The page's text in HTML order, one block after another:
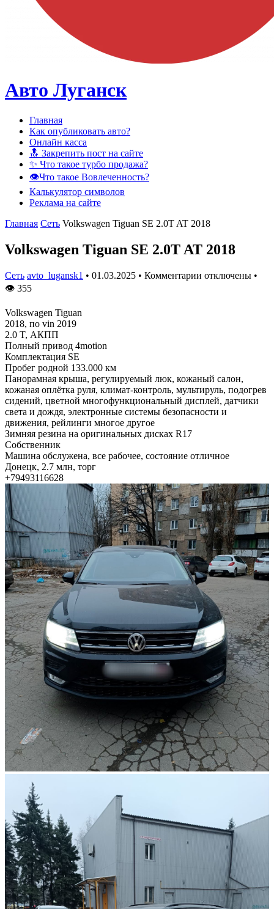
Авто Луганск
Главная
Как опубликовать авто?
Онлайн касса
🔝 Закрепить пост на сайте
✨ Что такое турбо продажа?
👁️Что такое Вовлеченность?
Калькулятор символов
Реклама на сайте
Главная Сеть Volkswagen Tiguan SE 2.0T AT 2018
Volkswagen Tiguan SE 2.0T AT 2018
Сеть avto_lugansk1 • 01.03.2025 • Комментарии отключены •
👁 355
Volkswagen Tiguan
2018, по vin 2019
2.0 T, АКПП
Полный привод 4motion
Комплектация SE
Пробег родной 133.000 км
Панорамная крыша, регулируемый люк, кожаный салон,
кожаная оплётка руля, климат-контроль, мультируль, подогрев
сидений, цветной многофункциональный дисплей, датчики
света и дождя, электронные системы безопасности и
движения, рейлинги многое другое
Зимняя резина на оригинальных дисках R17
Собственник
Машина обслужена, все рабочее, состояние отличное
Донецк, 2.7 млн, торг
+79493116628